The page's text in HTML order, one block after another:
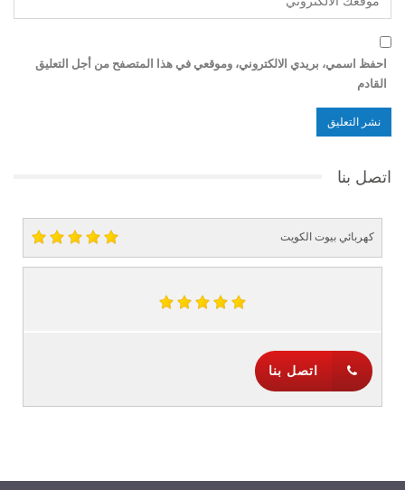
احفظ اسمي، بريدي الالكتروني، وموقعي في هذا المتصفح من أجل التعليق
القادم
اتصل بنا
كهربائي بيوت الكويت
اتصل بنا